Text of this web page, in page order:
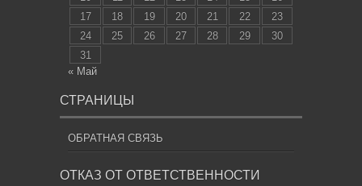
17
18 19 20 21 22
23
24
25 26 27 28 29
30
31
« Май
СТРАНИЦЫ
ОБРАТНАЯ СВЯЗЬ
ОТКАЗ ОТ ОТВЕТСТВЕННОСТИ